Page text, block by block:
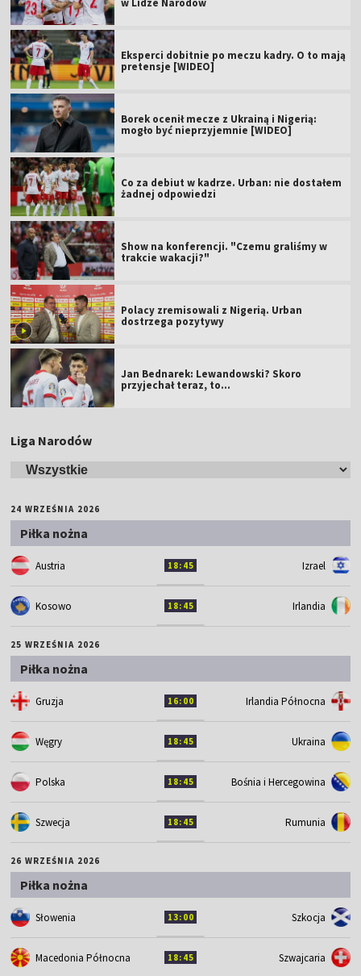
Eksperci dobitnie po meczu kadry. O to mają
pretensje [WIDEO]
Borek ocenił mecze z Ukrainą i Nigerią:
mogło być nieprzyjemnie [WIDEO]
Co za debiut w kadrze. Urban: nie dostałem
żadnej odpowiedzi
Show na konferencji. "Czemu graliśmy w
trakcie wakacji?"
Polacy zremisowali z Nigerią. Urban
dostrzega pozytywy
Jan Bednarek: Lewandowski? Skoro
przyjechał teraz, to…
Liga Narodów
24 WRZEŚNIA 2026
Piłka nożna
Austria 18:45 Izrael
Kosowo 18:45 Irlandia
25 WRZEŚNIA 2026
Piłka nożna
Gruzja 16:00 Irlandia Północna
Węgry 18:45 Ukraina
Polska 18:45 Bośnia i Hercegowina
Szwecja 18:45 Rumunia
26 WRZEŚNIA 2026
Piłka nożna
Słowenia 13:00 Szkocja
Macedonia Północna 18:45 Szwajcaria